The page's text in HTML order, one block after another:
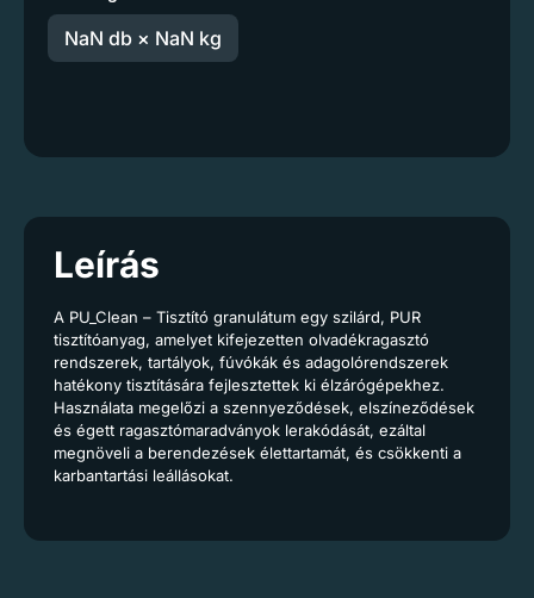
NaN db × NaN kg
Leírás
A PU_Clean – Tisztító granulátum egy szilárd, PUR
tisztítóanyag, amelyet kifejezetten olvadékragasztó
rendszerek, tartályok, fúvókák és adagolórendszerek
hatékony tisztítására fejlesztettek ki élzárógépekhez.
Használata megelőzi a szennyeződések, elszíneződések
és égett ragasztómaradványok lerakódását, ezáltal
megnöveli a berendezések élettartamát, és csökkenti a
karbantartási leállásokat.